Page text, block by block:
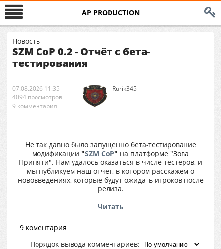
AP PRODUCTION
Новость
SZM CoP 0.2 - Отчёт с бета-
тестирования
07.08.2026 11:35
4094 просмотров
9 комментария
Rurik345
Не так давно было запущенно бета-тестирование
модификации "SZM CoP" на платформе "Зова
Припяти". Нам удалось оказаться в числе тестеров, и
мы публикуем наш отчёт, в котором расскажем о
нововведениях, которые будут ожидать игроков после
релиза.
Читать
9 коментария
Порядок вывода комментариев: